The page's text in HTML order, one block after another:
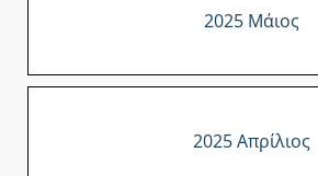
2025 Μάιος
2025 Απρίλιος